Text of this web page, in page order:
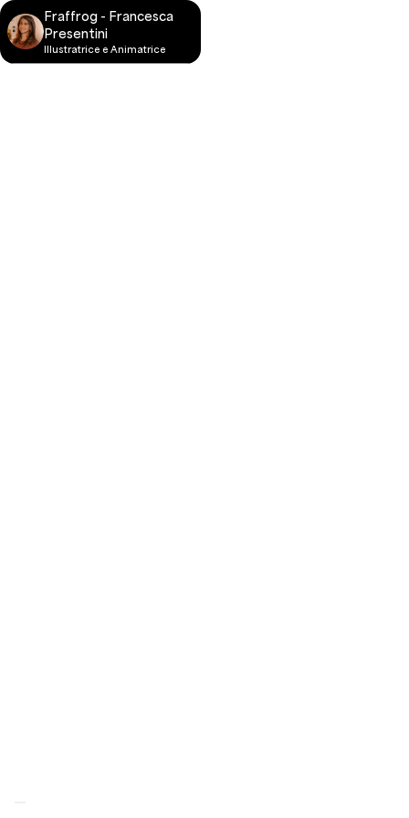
Fraffrog - Francesca
Presentini
Illustratrice e Animatrice